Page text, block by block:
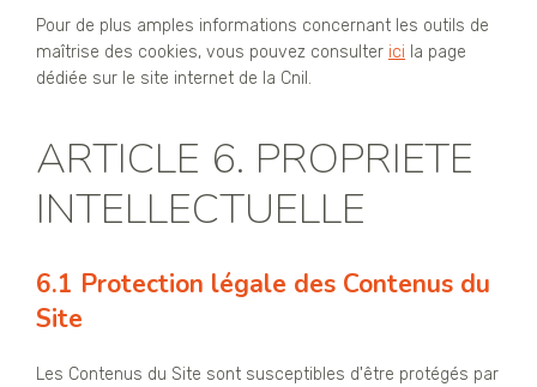
Pour de plus amples informations concernant les outils de
maîtrise des cookies, vous pouvez consulter ici la page
dédiée sur le site internet de la Cnil.
ARTICLE 6. PROPRIETE
INTELLECTUELLE
6.1 Protection légale des Contenus du
Site
Les Contenus du Site sont susceptibles d'être protégés par